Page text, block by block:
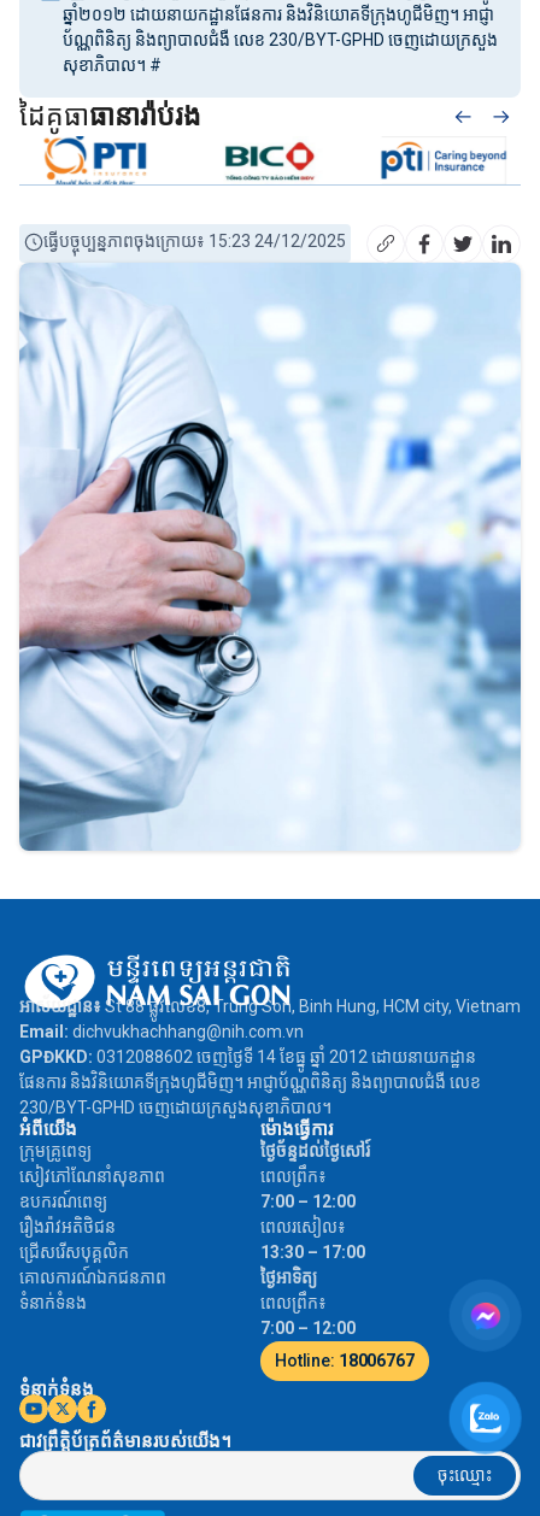
ឆ្នាំ២០១២ ដោយនាយកដ្ឋានផែនការ និងវិនិយោគទីក្រុងហូជីមិញ។ អាជ្ញា
ប័ណ្ណពិនិត្យ និងព្យាបាលជំងឺ លេខ 230/BYT-GPHD ចេញដោយក្រសួង
សុខាភិបាល។ #
ដៃគូធាធានារ៉ាប់រង
ធ្វើបច្ចុប្បន្នភាពចុងក្រោយ៖ 15:23 24/12/2025
អាស័យដ្ឋាន៖St 88 ផ្លូវលេខ8, Trung Son, Binh Hung, HCM city, Vietnam
Email: dichvukhachhang@nih.com.vn
GPĐKKD: 0312088602 ចេញថ្ងៃទី 14 ខែធ្នូ ឆ្នាំ 2012 ដោយនាយកដ្ឋាន
ផែនការ និងវិនិយោគទីក្រុងហូជីមិញ។ អាជ្ញាប័ណ្ណពិនិត្យ និងព្យាបាលជំងឺ លេខ
230/BYT-GPHD ចេញដោយក្រសួងសុខាភិបាល។
អំពីយើង
ក្រុមគ្រូពេទ្យ
សៀវភៅណែនាំសុខភាព
ឧបករណ៍ពេទ្យ
រឿងរ៉ាវអតិថិជន
ជ្រើសរើសបុគ្គលិក
គោលការណ៍ឯកជនភាព
ទំនាក់ទំនង
ម៉ោងធ្វើការ
ថ្ងៃច័ន្ទដល់ថ្ងៃសៅរ៍
ពេលព្រឹក៖
7:00 – 12:00
ពេលរសៀល៖
13:30 – 17:00
ថ្ងៃអាទិត្យ
ពេលព្រឹក៖
7:00 – 12:00
Hotline: 18006767
ទំនាក់ទំនង
ជាវព្រឹត្តិប័ត្រព័ត៌មានរបស់យើង។
ចុះឈ្មោះ